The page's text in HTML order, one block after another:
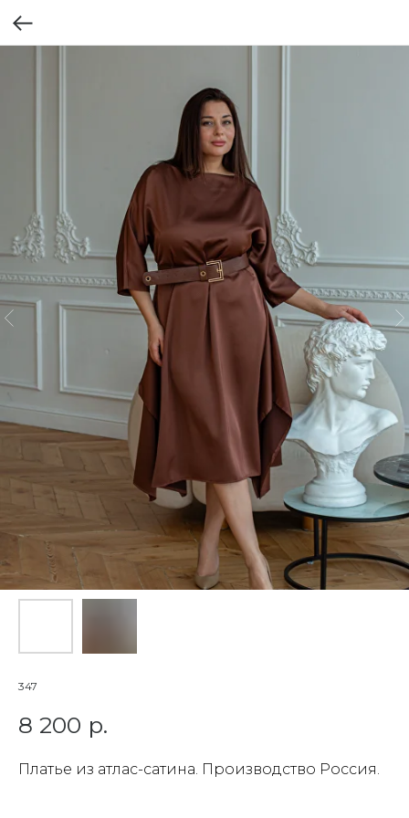
347
8 200 р.
Платье из атлас-сатина. Производство Россия.